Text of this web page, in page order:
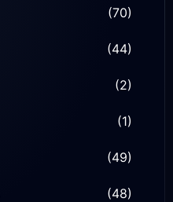
(70)
(44)
(2)
(1)
(49)
(48)